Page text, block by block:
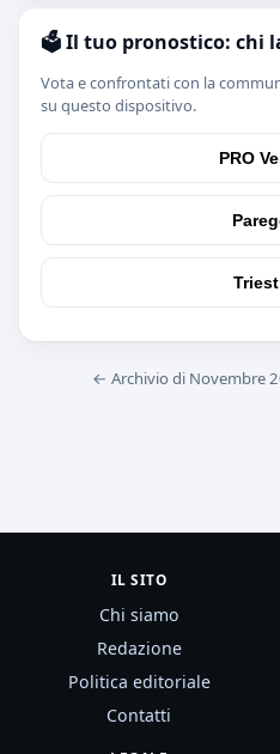
🗳️ Il tuo pronostico: chi
Vota e confrontati con la
su questo dispositivo.
PRO
← Archivio di Novembre
IL SITO
Chi siamo
Redazione
Politica editoriale
Contatti